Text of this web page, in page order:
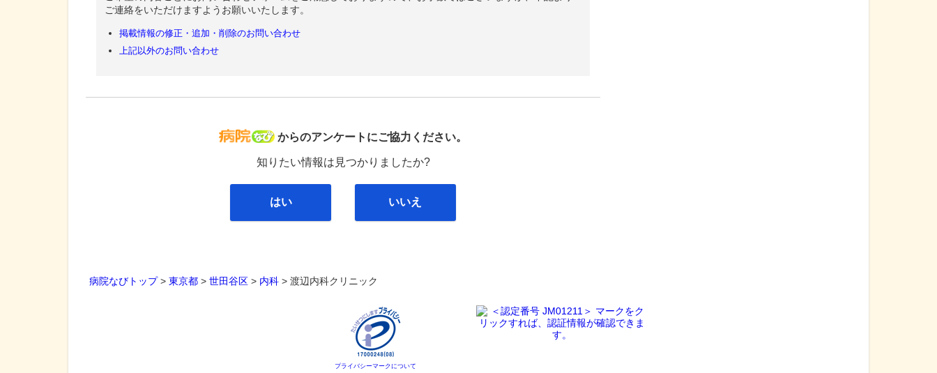
ご連絡をいただけますようお願いいたします。
掲載情報の修正・追加・削除のお問い合わせ
上記以外のお問い合わせ
病院なび
からのアンケートにご協力ください。
知りたい情報は見つかりましたか?
はい いいえ
病院なびトップ> 東京都 > 世田谷区 > 内科 > 渡辺内科クリニック
プライバシーマークについて